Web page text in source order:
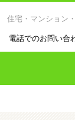
住宅・マンション
電話でのお問い合